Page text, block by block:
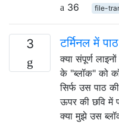
36
file-
3 टर्मिनल में
क्या संपूर्ण
के "ब्लॉक" को
सिर्फ उस पाठ
ऊपर की छवि में
क्या मुझे उस